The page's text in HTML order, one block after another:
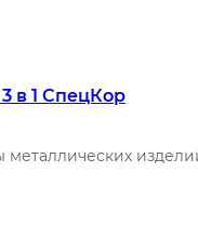
в 1 СпецКор